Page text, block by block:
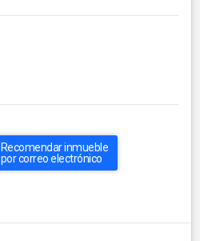
Recomendar inmueble
por correo electrónico